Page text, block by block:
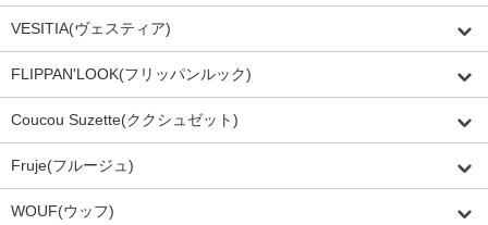
VESITIA(ヴェスティア)
FLIPPAN'LOOK(フリッパンルック)
Coucou Suzette(ククシュゼット)
Fruje(フルージュ)
WOUF(ウッフ)